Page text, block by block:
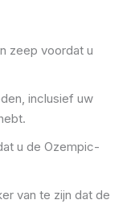
zeep voordat u
inclusief uw
u de Ozempic-
van te zijn dat de